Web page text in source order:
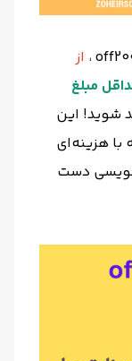
از
مبلغ
شوید! این
هزینه‌ای
دست